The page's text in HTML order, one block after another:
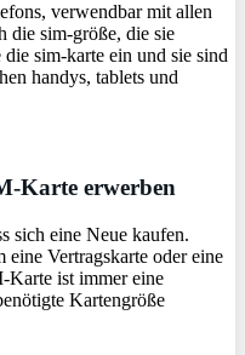
verwendbar mit allen
die sim-größe, die sie
sim-karte ein und sie sind
handys, tablets und
Karte erwerben
sich eine Neue kaufen.
eine Vertragskarte oder eine
Karte ist immer eine
Kartengröße